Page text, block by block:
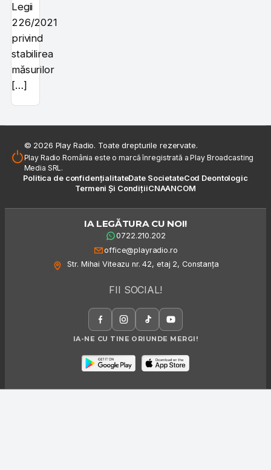
Legii
226/2021
privind
stabilirea
măsurilor
[…]
© 2026 Play Radio. Toate drepturile rezervate.
Play Radio România este o marcă înregistrată a Play Broadcasting
Media SRL.
Politica de confidențialitateDate SocietateCod Deontologic
Termeni Și CondițiiCNAANCOM
IA LEGĂTURA CU NOI!
0722.210.202
office@playradio.ro
Str. Mihai Viteazu nr. 42, etaj 2, Constanța
FII SOCIAL!
IA-NE CU TINE ORIUNDE MERGI!